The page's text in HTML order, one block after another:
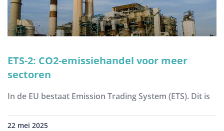
ETS-2: CO2-emissiehandel voor meer
sectoren
In de EU bestaat Emission Trading System (ETS). Dit is
22 mei 2025